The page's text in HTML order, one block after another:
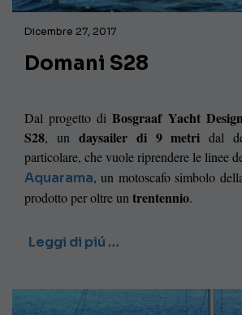
Dicembre 27, 2017
Domani S28
Dal progetto diBosgraaf Yacht
S28, un daysailer di 9 metri dal
particolare, che vuole riprendere le linee
Aquarama, un motoscafo simbolo
prodotto per oltre un trentennio.
Leggi di piú …